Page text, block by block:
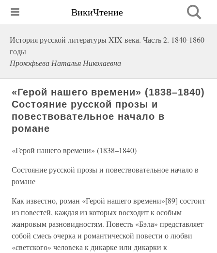
ВикиЧтение
История русской литературы XIX века. Часть 2. 1840-1860
годы
Прокофьева Наталья Николаевна
«Герой нашего времени» (1838–1840)
Состояние русской прозы и
повествовательное начало в
романе
«Герой нашего времени» (1838–1840)
Состояние русской прозы и повествовательное начало в
романе
Как известно, роман «Герой нашего времени»[89] состоит
из повестей, каждая из которых восходит к особым
жанровым разновидностям. Повесть «Бэла» представляет
собой смесь очерка и романтической повести о любви
«светского» человека к дикарке или дикарки к